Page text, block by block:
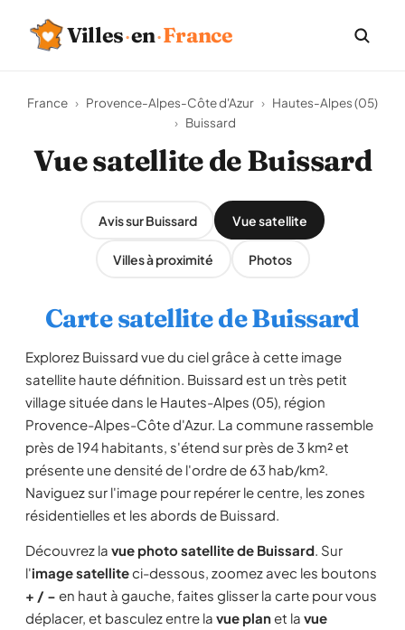
Villes·en·France
France › Provence-Alpes-Côte d'Azur › Hautes-Alpes (05)
› Buissard
Vue satellite de Buissard
Avis sur Buissard Vue satellite
Villes à proximité Photos
Carte satellite de Buissard
Explorez Buissard vue du ciel grâce à cette image
satellite haute définition. Buissard est un très petit
village située dans le Hautes-Alpes (05), région
Provence-Alpes-Côte d'Azur. La commune rassemble
près de 194 habitants, s'étend sur près de 3 km² et
présente une densité de l'ordre de 63 hab/km².
Naviguez sur l'image pour repérer le centre, les zones
résidentielles et les abords de Buissard.
Découvrez la vue photo satellite de Buissard. Sur
l'image satelliteci-dessous, zoomez avec les boutons
+ / − en haut à gauche, faites glisser la carte pour vous
déplacer, et basculez entre la vue planet la vue